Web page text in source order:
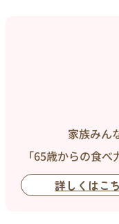
家族みん
「65歳からの食
詳しくはこ